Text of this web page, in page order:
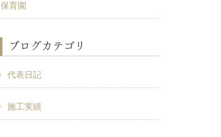
保育園
ブログカテゴリ
代表日記
施工実績